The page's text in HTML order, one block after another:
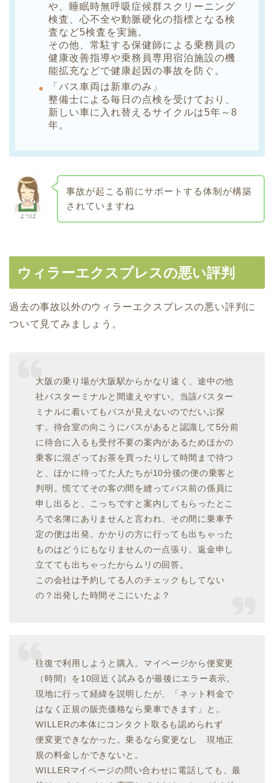
や、睡眠時無呼吸症候群スクリーニング
検査、心不全や動脈硬化の指標となる検
査など5検査を実施。
その他、常駐する保健師による乗務員の
健康改善指導や乗務員専用宿泊施設の機
能拡充などで健康起因の事故を防ぐ。
「バス車両は新車のみ」
整備士による毎日の点検を受けており、
新しい車に入れ替えるサイクルは5年～8
年。
よつば
事故が起こる前にサポートする体制が構築
されていますね
ウィラーエクスプレスの悪い評判
過去の事故以外のウィラーエクスプレスの悪い評判に
ついて見てみましょう。
大阪の乗り場が大阪駅からかなり遠く、途中の他
社バスターミナルと間違えやすい。当該バスター
ミナルに着いてもバスが見えないのでだいぶ探
す。待合室の向こうにバスがあると認識して5分前
に待合に入るも受付不要の案内があるためほかの
乗客に混ざってお茶を買ったりして時間まで待つ
と、ほかに待ってた人たちが10分後の便の乗客と
判明。慌ててその客の間を縫ってバス前の係員に
申し出ると、こっちですと案内してもらったとこ
ろで名簿にありませんと言われ、その間に乗車予
定の便は出発。かかりの方に行っても出ちゃった
ものはどうにもなりませんの一点張り。返金申し
立てても出ちゃったからムリの回答。
この会社は予約してる人のチェックもしてない
の？出発した時間そこにいたよ？
往復で利用しようと購入。マイページから便変更
（時間）を10回近く試みるが最後にエラー表示。
現地に行って経緯を説明したが、「ネット料金で
はなく正規の販売価格なら乗車できます」と。
WILLERの本体にコンタクト取るも認められず
便変更できなかった。乗るなら変更なし 現地正
規の料金しかできないと。
WILLERマイページの問い合わせに電話しても、最